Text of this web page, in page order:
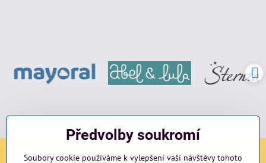
Předvolby soukromí
Soubory cookie používáme k vylepšení vaší návštěvy tohoto